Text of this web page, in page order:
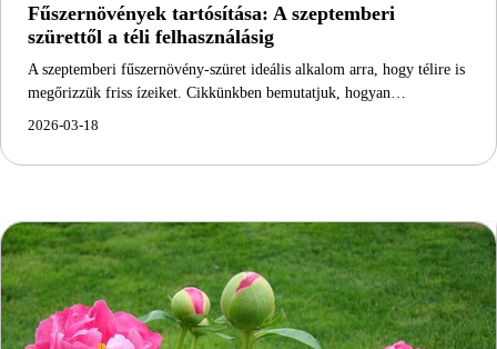
Fűszernövények tartósítása: A szeptemberi
szürettől a téli felhasználásig
A szeptemberi fűszernövény-szüret ideális alkalom arra, hogy télire is
megőrizzük friss ízeiket. Cikkünkben bemutatjuk, hogyan…
2026-03-18